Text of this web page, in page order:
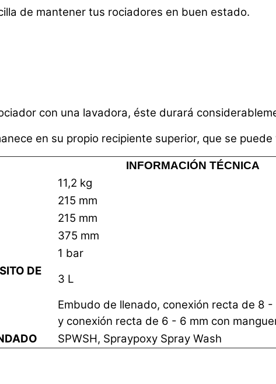
de mantener tus rociadores en buen estado.
con una lavadora, éste durará
en su propio recipiente superior, que se
INFORMACIÓN TÉCNICA
11,2 kg
215 mm
215 mm
375 mm
1 bar
DE
3 L
Embudo de llenado, conexión recta de 8
y conexión recta de 6 - 6 mm con
SPWSH, Spraypoxy Spray Wash